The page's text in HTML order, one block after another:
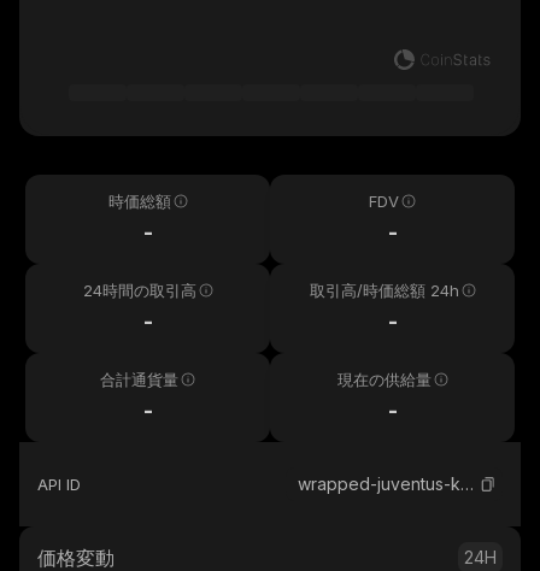
時価総額
-
FDV
-
24時間の取引高
-
取引高/時価総額 24h
-
合計通貨量
-
現在の供給量
-
API ID wrapped-juventus-kayen
価格変動 24H